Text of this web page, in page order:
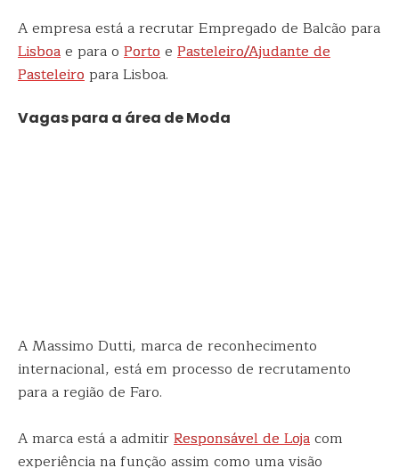
A empresa está a recrutar Empregado de Balcão para
Lisboae para o Portoe Pasteleiro/Ajudante de
Pasteleiropara Lisboa.
Vagas para a área de Moda
A Massimo Dutti, marca de reconhecimento
internacional, está em processo de recrutamento
para a região de Faro.
A marca está a admitirResponsável de Lojacom
experiência na função assim como uma visão